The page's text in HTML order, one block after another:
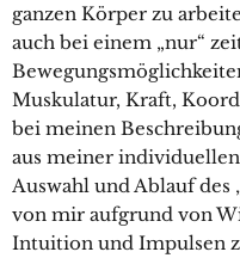
ganzen Körper zu
auch bei einem „nur“
Muskulatur, Kraft,
bei meinen
aus meiner
Auswahl und Ablauf des
von mir aufgrund von
Intuition und Impulsen